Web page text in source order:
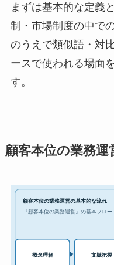
まずは基本的な定義
制・市場制度の中で
のうえで類似語・対
ースで使われる場面
す。
顧客本位の業務
顧客本位の業務運営の基本的な流れ
『顧客本位の業務運営』の基本フロー
概念理解 文脈把握